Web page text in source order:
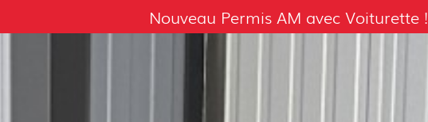
Nouveau Permis AM avec Voiturette !